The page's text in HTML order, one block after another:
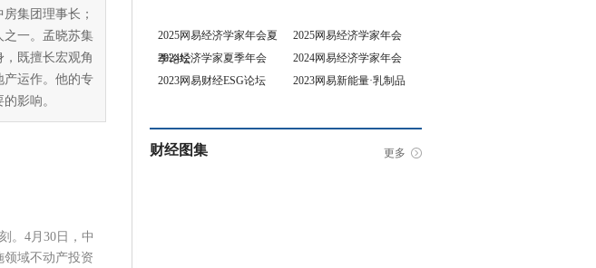
集团理事长；
之一。孟晓苏集
既擅长宏观角
产运作。他的专
影响。
。4月30日，中
领域不动产投资
2025网易经济学家年会夏
季论坛
2025网易经济学家年会
2024经济学家夏季年会
2024网易经济学家年会
2023网易财经ESG论坛
2023网易新能量·乳制品
财经图集 更多